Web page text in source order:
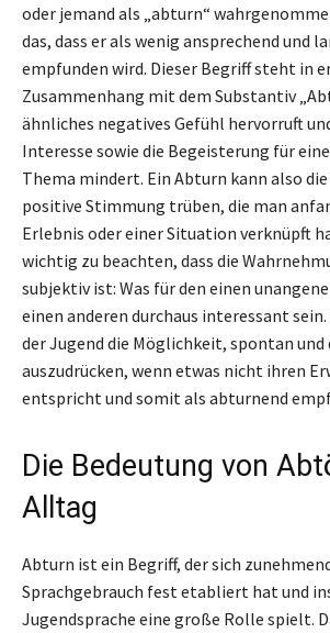
oder jemand als „abturn“
das, dass er als wenig ansprechend und
empfunden wird. Dieser Begriff steht in
Zusammenhang mit dem Substantiv
ähnliches negatives Gefühl hervorruft
Interesse sowie die Begeisterung für
Thema mindert. Ein Abturn kann also die
positive Stimmung trüben, die man
Erlebnis oder einer Situation verknüpft
wichtig zu beachten, dass die
subjektiv ist: Was für den einen
einen anderen durchaus interessant
der Jugend die Möglichkeit, spontan
auszudrücken, wenn etwas nicht ihren
entspricht und somit als abturnend
Die Bedeutung von
Alltag
Abturn ist ein Begriff, der sich
Sprachgebrauch fest etabliert hat und
Jugendsprache eine große Rolle spielt.